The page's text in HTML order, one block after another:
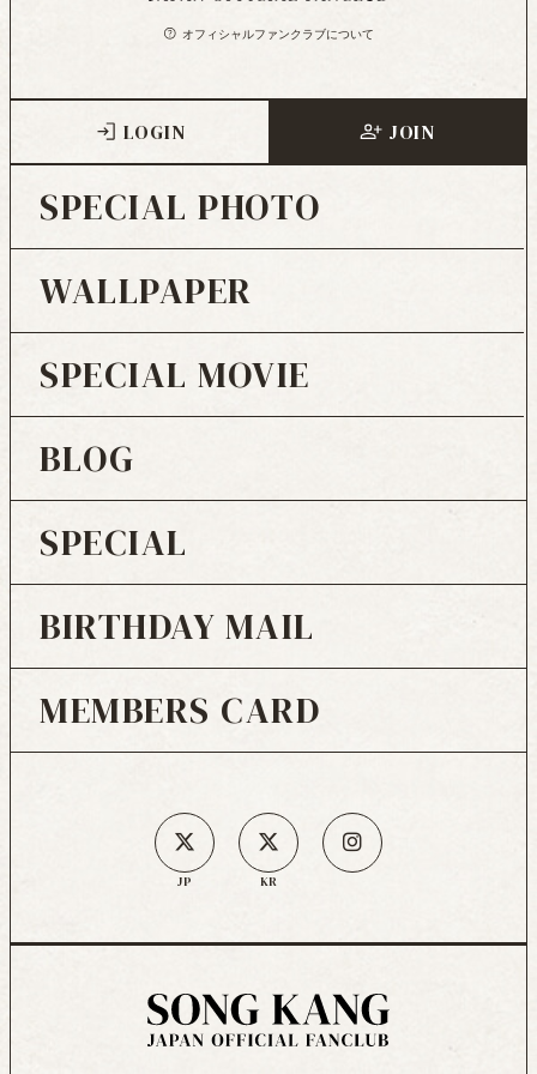
オフィシャルファンクラブについて
LOGIN JOIN
SPECIAL PHOTO
WALLPAPER
SPECIAL MOVIE
BLOG
SPECIAL
BIRTHDAY MAIL
MEMBERS CARD
JP KR